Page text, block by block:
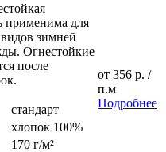
применима для
зимней
Огнестойкие
после
стандарт
хлопок 100%
170 г/м²
от 356 р. /
п.м
Подробнее